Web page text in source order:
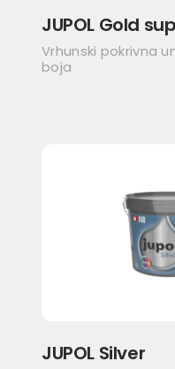
JUPOL Gold
Vrhunski pokrivna
boja
JUPOL Silver